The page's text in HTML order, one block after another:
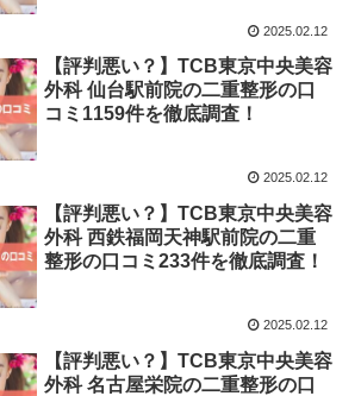
2025.02.12
【評判悪い？】TCB東京中央美容
外科 仙台駅前院の二重整形の口
コミ1159件を徹底調査！
2025.02.12
【評判悪い？】TCB東京中央美容
外科 西鉄福岡天神駅前院の二重
整形の口コミ233件を徹底調査！
2025.02.12
【評判悪い？】TCB東京中央美容
外科 名古屋栄院の二重整形の口